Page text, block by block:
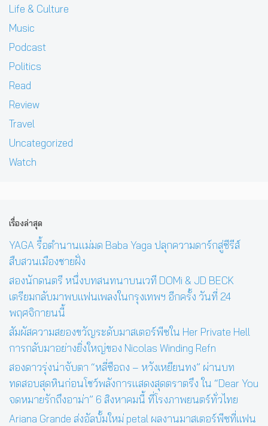
Life & Culture
Music
Podcast
Politics
Read
Review
Travel
Uncategorized
Watch
เรื่องล่าสุด
YAGA รื้อตำนานแม่มด Baba Yaga ปลุกความดาร์กสู่ซีรีส์
สืบสวนเมืองชายฝั่ง
สองนักดนตรี หนึ่งบทสนทนาบนเวที DOMi & JD BECK
เตรียมกลับมาพบแฟนเพลงในกรุงเทพฯ อีกครั้ง วันที่ 24
พฤศจิกายนนี้
สัมผัสความสยองขวัญระดับมาสเตอร์พีซใน Her Private Hell
การกลับมาอย่างยิ่งใหญ่ของ Nicolas Winding Refn
สองดาวรุ่งน่าจับตา “หลี่ซือถง – หวังเหยียนทง” ผ่านบท
ทดสอบสุดหินก่อนโชว์พลังการแสดงสุดตราตรึง ใน “Dear You
จดหมายรักถึงอาม่า” 6 สิงหาคมนี้ ที่โรงภาพยนตร์ทั่วไทย
Ariana Grande ส่งอัลบั้มใหม่ petal ผลงานมาสเตอร์พีซที่แฟน